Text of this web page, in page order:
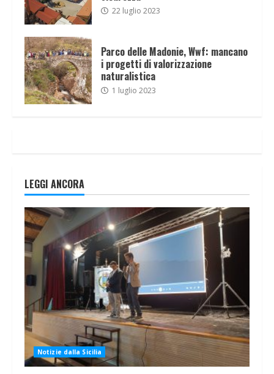
22 luglio 2023
Parco delle Madonie, Wwf: mancano
i progetti di valorizzazione
naturalistica
1 luglio 2023
LEGGI ANCORA
Notizie dalla Sicilia